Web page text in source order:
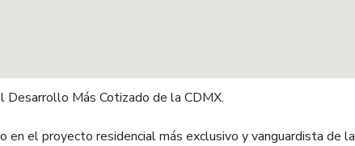
Desarrollo Más Cotizado de la CDMX.
en el proyecto residencial más exclusivo y vanguardista de la